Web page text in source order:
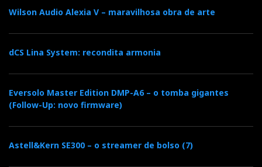
Wilson Audio Alexia V – maravilhosa obra de arte
dCS Lina System: recondita armonia
Eversolo Master Edition DMP-A6 – o tomba gigantes
(Follow-Up: novo firmware)
Astell&Kern SE300 – o streamer de bolso (7)